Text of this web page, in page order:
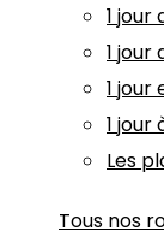
1 jour
1
1 jour
1 jour
Les
Tous nos